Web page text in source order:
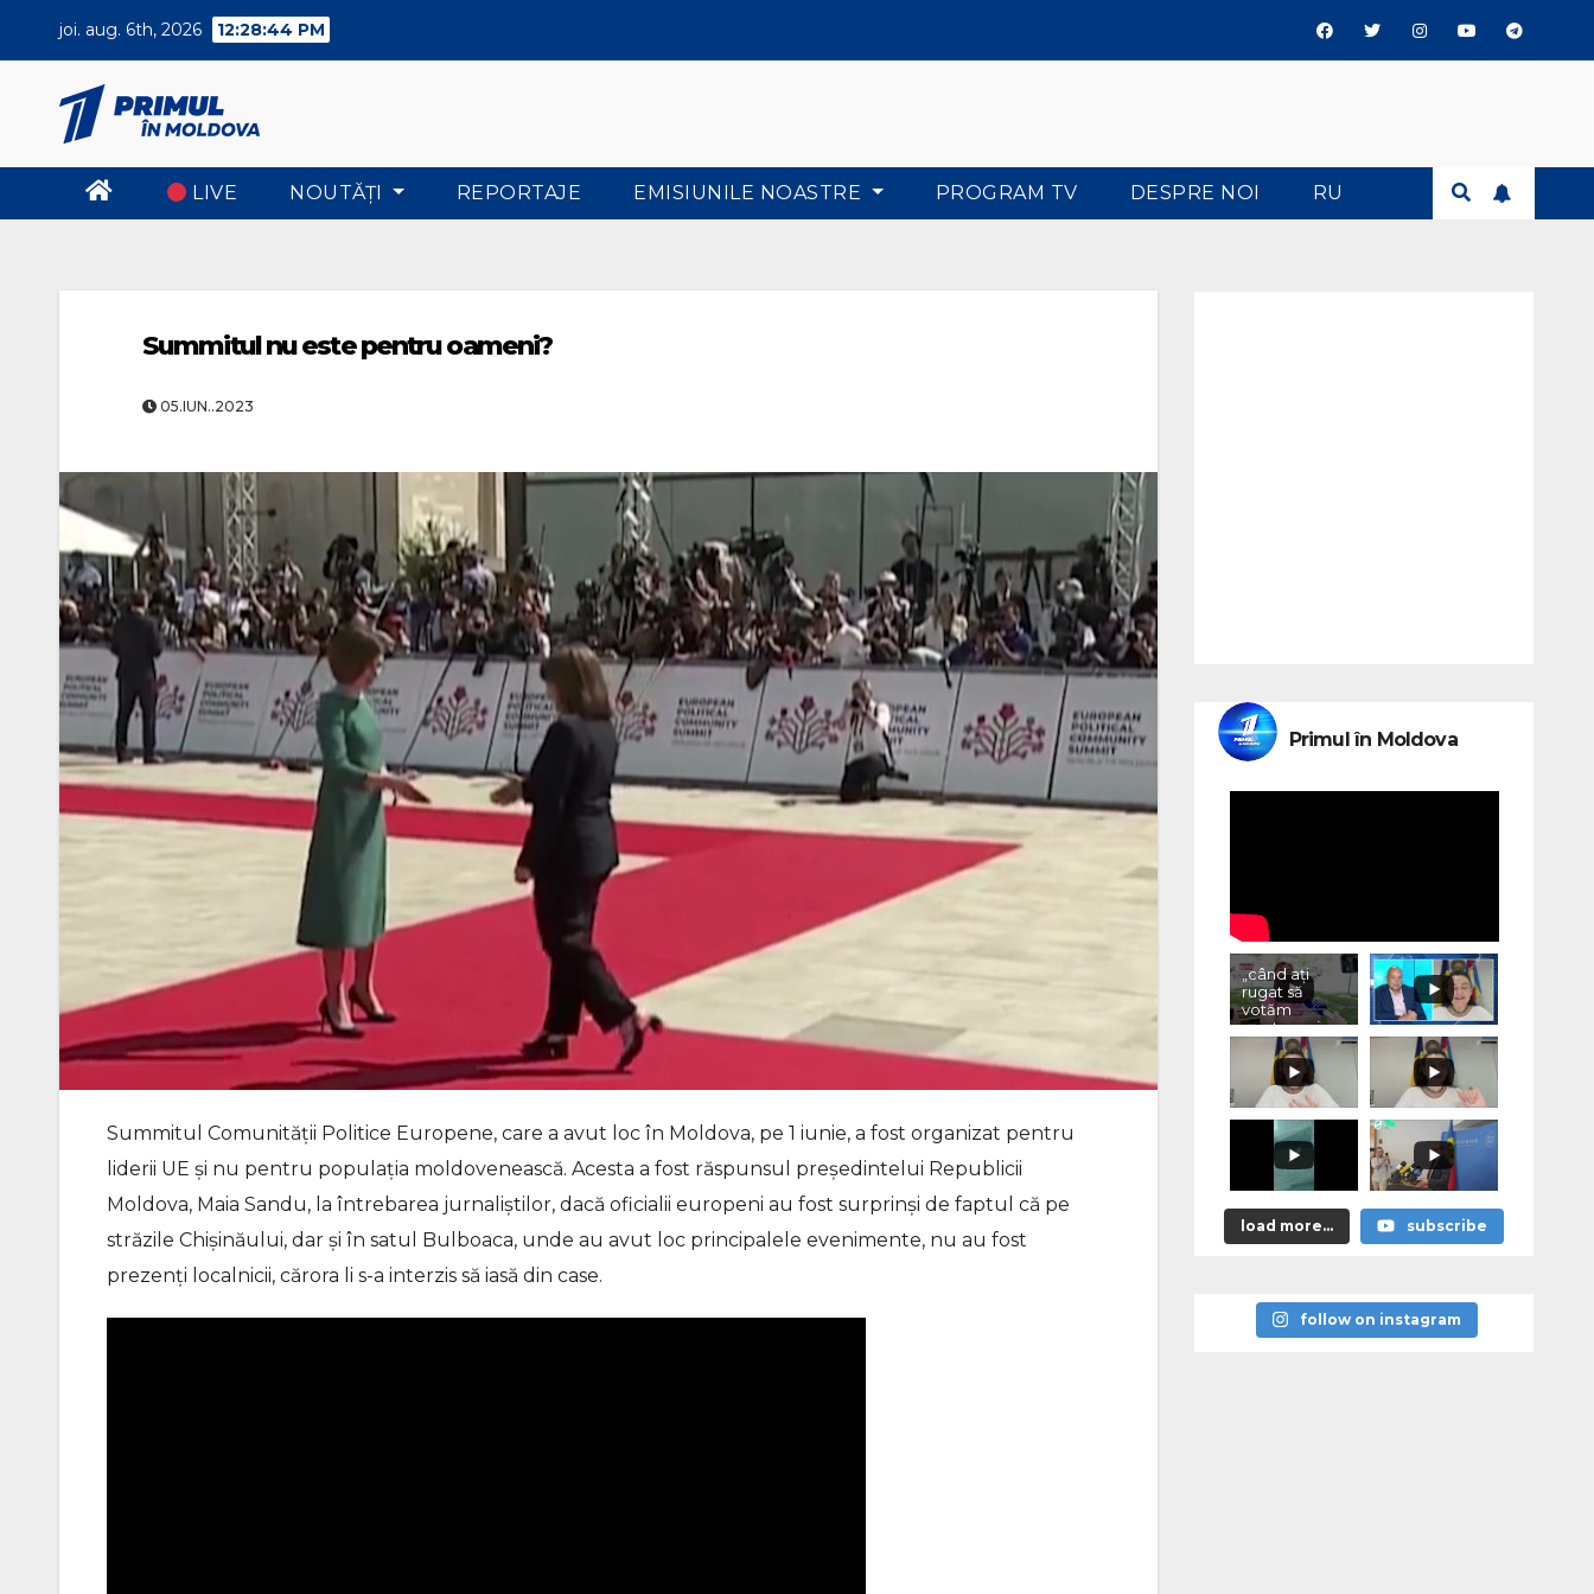
joi. aug. 6th, 2026 12:28:45 PM
LIVE NOUTĂŢI REPORTAJE EMISIUNILE NOASTRE PROGRAM TV DESPRE NOI RU
Summitul nu este pentru oameni?
05.IUN..2023
Summitul Comunității Politice Europene, care a avut loc în Moldova, pe 1 iunie, a fost organizat pentru
liderii UE și nu pentru populația moldovenească. Acesta a fost răspunsul președintelui Republicii
Moldova, Maia Sandu, la întrebarea jurnaliștilor, dacă oficialii europeni au fost surprinși de faptul că pe
străzile Chișinăului, dar și în satul Bulboaca, unde au avut loc principalele evenimente, nu au fost
prezenți localnicii, cărora li s-a interzis să iasă din case.
Primul în Moldova
„când ați
rugat să
votăm
pentru voi,
ce ați
promis?"
load more... subscribe
follow on instagram